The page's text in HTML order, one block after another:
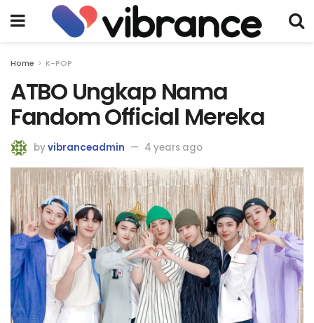
Home K-POP
ATBO Ungkap Nama
Fandom Official Mereka
byvibranceadmin 4 years ago